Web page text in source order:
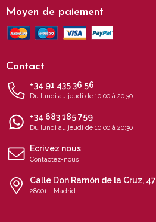
Moyen de paiement
Contact
+34 91 435 36 56
Du lundi au jeudi de 10:00 à 20:30
+34 683 185 759
Du lundi au jeudi de 10:00 à 20:30
Ecrivez nous
Contactez-nous
Calle Don Ramón de la Cruz, 47
28001 - Madrid